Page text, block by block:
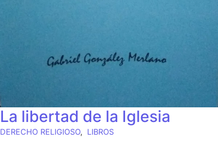
La libertad de la Iglesia
DERECHO RELIGIOSO, LIBROS